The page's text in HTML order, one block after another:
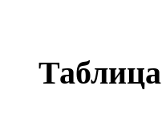
Таблица